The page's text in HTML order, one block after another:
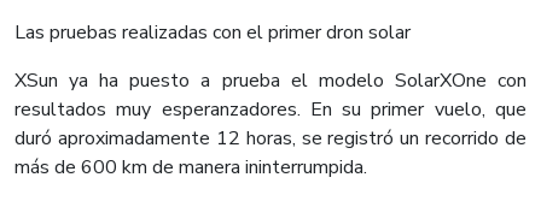
Las pruebas realizadas con el primer dron solar
XSun ya ha puesto a prueba el modelo SolarXOne con
resultados muy esperanzadores. En su primer vuelo, que
duró aproximadamente 12 horas, se registró un recorrido de
más de 600 km de manera ininterrumpida.